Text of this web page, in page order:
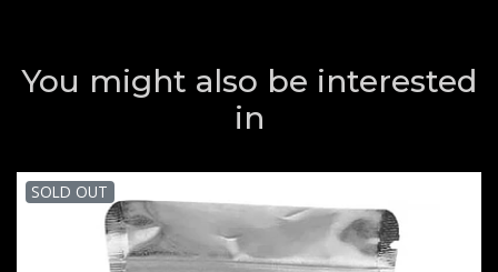
You might also be interested
in
SOLD OUT